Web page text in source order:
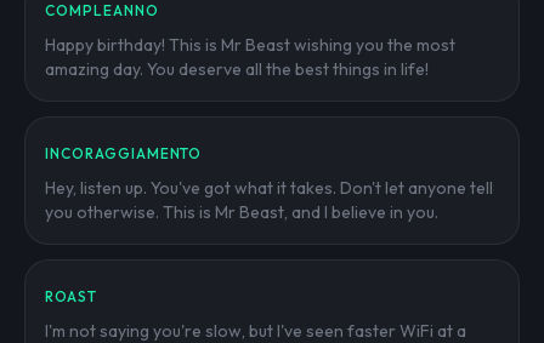
COMPLEANNO
Happy birthday! This is Mr Beast wishing you the most
amazing day. You deserve all the best things in life!
INCORAGGIAMENTO
Hey, listen up. You've got what it takes. Don't let anyone tell
you otherwise. This is Mr Beast, and I believe in you.
ROAST
I'm not saying you're slow, but I've seen faster WiFi at a